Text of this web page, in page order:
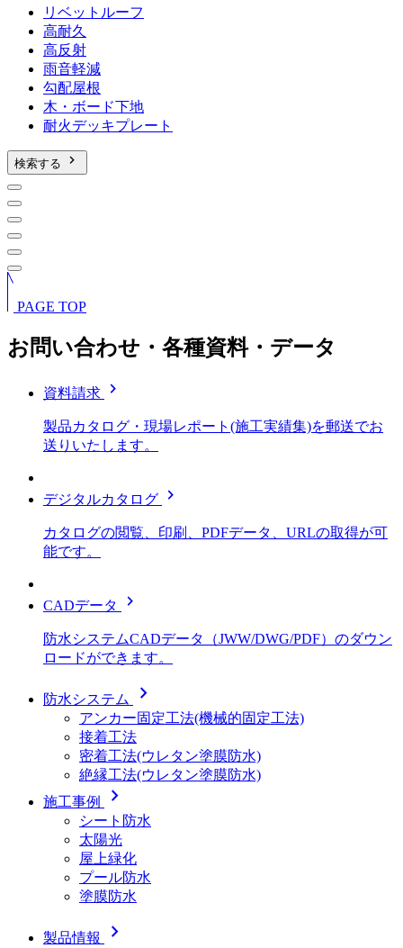
リベットルーフ
高耐久
高反射
雨音軽減
勾配屋根
木・ボード下地
耐火デッキプレート
検索する chevron_right
PAGE TOP
お問い合わせ・各種資料・データ
資料請求 chevron_right
製品カタログ・現場レポート(施工実績集)を郵送でお
送りいたします。
デジタルカタログ chevron_right
カタログの閲覧、印刷、PDFデータ、URLの取得が可
能です。
CADデータ chevron_right
防水システムCADデータ（JWW/DWG/PDF）のダウン
ロードができます。
防水システム chevron_right
アンカー固定工法(機械的固定工法)
接着工法
密着工法(ウレタン塗膜防水)
絶縁工法(ウレタン塗膜防水)
施工事例
chevron_right
シート防水
太陽光
屋上緑化
プール防水
塗膜防水
製品情報 chevron_right